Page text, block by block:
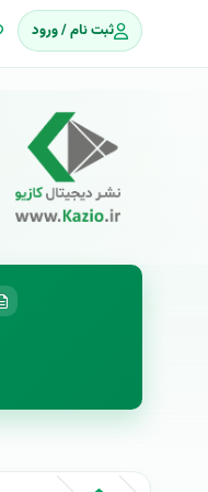
ثبت نام / ورود